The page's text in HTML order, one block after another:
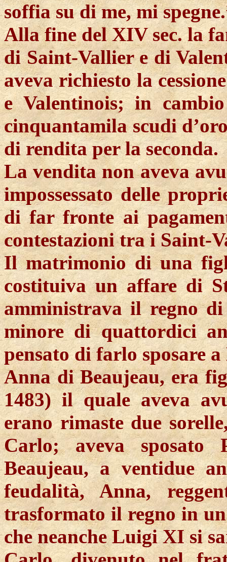
soffia su di me, mi
Alla fine del XIV sec. la
di Saint-Vallier e di
aveva richiesto la
e Valentinois; in
cinquantamila scudi
di rendita per la seconda.
La vendita non aveva
impossessato delle
di far fronte ai
contestazioni tra i Saint-
Il matrimonio di una
costituiva un affare di
amministrava il regno
minore di quattordici
pensato di farlo sposare
Anna di Beaujeau, era
1483) il quale aveva
erano rimaste due
Carlo; aveva
Beaujeau, a ventidue
feudalità, Anna,
trasformato il regno in
che neanche Luigi XI si